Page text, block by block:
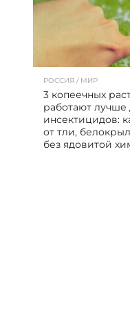
РОССИЯ / МИР
3 копеечных
работают лучше
инсектицидов:
от тли,
без ядовитой